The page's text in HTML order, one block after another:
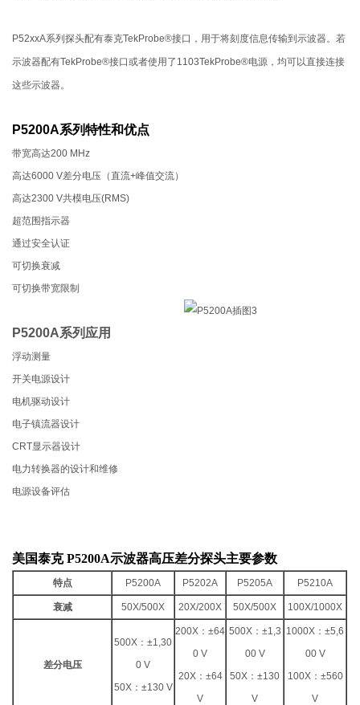
P52xxA系列探头配有泰克TekProbe®接口，用于将刻度信息传输到示波器。若
示波器配有TekProbe®接口或者使用了 1103TekProbe®电源，均可以直接连接
这些示波器。
P5200A系列特性和优点
带宽高达200 MHz
高达6000 V差分电压（直流+峰值交流）
高达2300 V共模电压(RMS)
超范围指示器
通过安全认证
可切换衰减
可切换带宽限制
P5200A系列应用
浮动测量
开关电源设计
电机驱动设计
电子镇流器设计
CRT显示器设计
电力转换器的设计和维修
电源设备评估
美国泰克 P5200A示波器高压差分探头​主要参数
特点 P5200A P5202A P5205A P5210A
衰减 50X/500X 20X/200X 50X/500X 100X/1000X
差分电压
500X ：±1,30
0 V
50X： ±130 V
200X ：±64
0 V
20X： ±64
V
500X： ±1,3
00 V
50X ：±130
V
1000X ：±5,6
00 V
100X： ±560
V